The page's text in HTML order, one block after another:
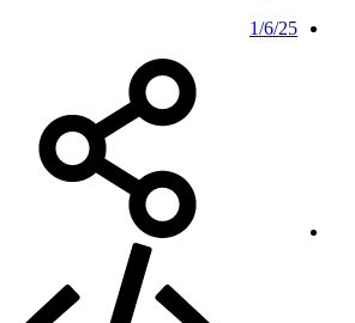
1/6/25